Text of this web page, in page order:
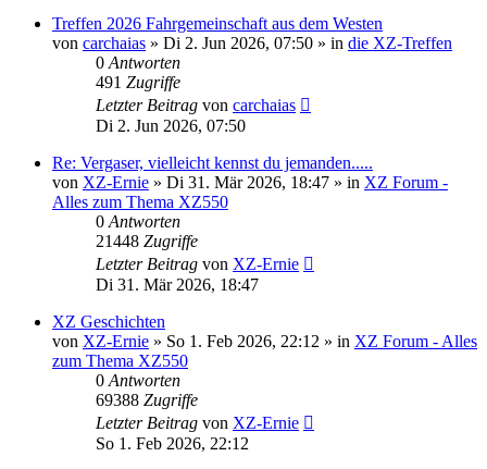
Treffen 2026 Fahrgemeinschaft aus dem Westen
von carchaias » Di 2. Jun 2026, 07:50 » in die XZ-Treffen
0 Antworten
491 Zugriffe
Letzter Beitrag von carchaias
Di 2. Jun 2026, 07:50
Re: Vergaser, vielleicht kennst du jemanden.....
von XZ-Ernie » Di 31. Mär 2026, 18:47 » in XZ Forum -
Alles zum Thema XZ550
0 Antworten
21448 Zugriffe
Letzter Beitrag von XZ-Ernie
Di 31. Mär 2026, 18:47
XZ Geschichten
von XZ-Ernie » So 1. Feb 2026, 22:12 » in XZ Forum - Alles
zum Thema XZ550
0 Antworten
69388 Zugriffe
Letzter Beitrag von XZ-Ernie
So 1. Feb 2026, 22:12